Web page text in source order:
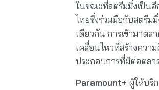
ในขณะที่สตรีมมิ่งเป็นอี
ไทยซึ่งร่วมมือกับสตรีม
เดียวกัน การเข้ามาตล
เคลื่อนไหวที่สร้างควา
ประกอบการที่มีต่อตลา
Paramount+ ผู้ให้บริ